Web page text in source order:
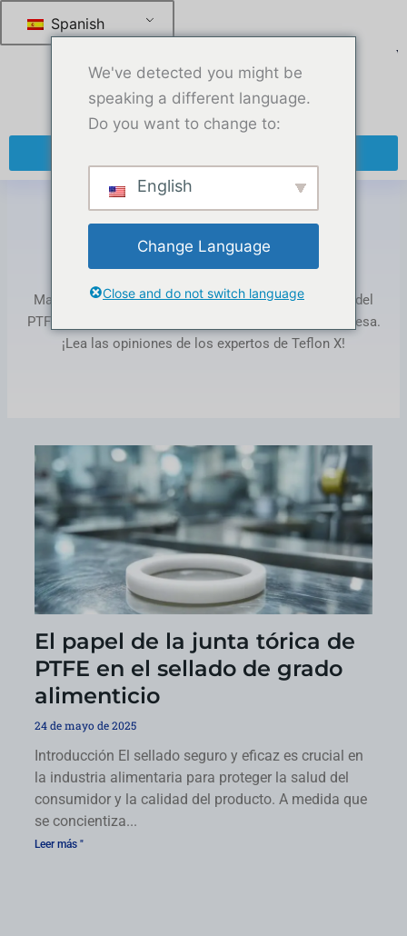
Spanish
Manténgase al día con las tendencias de la industria del
PTFE, consejos sobre productos y noticias de la empresa.
¡Lea las opiniones de los expertos de Teflon X!
El papel de la junta tórica de
PTFE en el sellado de grado
alimenticio
24 de mayo de 2025
Introducción El sellado seguro y eficaz es crucial en
la industria alimentaria para proteger la salud del
consumidor y la calidad del producto. A medida que
se concientiza...
Leer más "
We've detected you might be
speaking a different language.
Do you want to change to:
English
Change Language
Close and do not switch language